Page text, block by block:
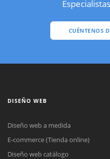
CUÉNTENOS
DISEÑO WEB
Diseño web a medida
E-commerce (Tienda online)
Diseño web catálogo